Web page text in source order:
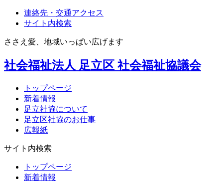
連絡先・交通アクセス
サイト内検索
ささえ愛、地域いっぱい広げます
社会福祉法人 足立区 社会福祉協議会
トップページ
新着情報
足立社協について
足立区社協のお仕事
広報紙
サイト内検索
トップページ
新着情報